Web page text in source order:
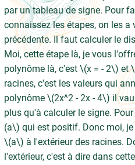
par un tableau de signe. Pour
connaissez les étapes, on les
précédente. Il faut calculer le
Moi, cette étape là, je vous
polynôme là, c'est \(x = - 2\) et
racines, c'est les valeurs qui
polynôme \(2x^2 - 2x - 4\) il
plus qu'à calculer le signe.
(a\) qui est positif. Donc moi,
\(a\) à l'extérieur des racines.
l'extérieur, c'est à dire dans